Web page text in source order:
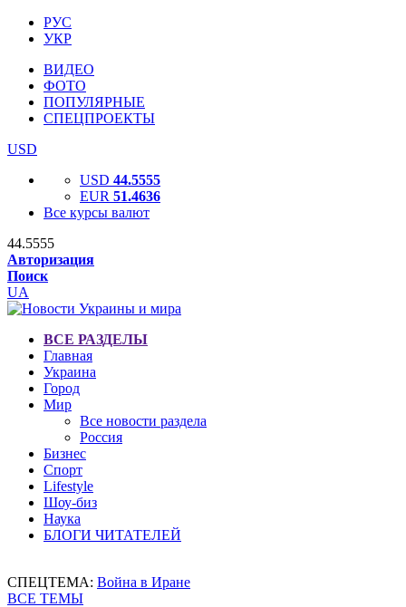
РУС
УКР
ВИДЕО
ФОТО
ПОПУЛЯРНЫЕ
СПЕЦПРОЕКТЫ
USD
USD 44.5555
EUR 51.4636
Все курсы валют
44.5555
Авторизация
Поиск
UA
ВСЕ РАЗДЕЛЫ
Главная
Украина
Город
Мир
Все новости раздела
Россия
Бизнес
Спорт
Lifestyle
Шоу-биз
Наука
БЛОГИ ЧИТАТЕЛЕЙ
СПЕЦТЕМА: Война в Иране
ВСЕ ТЕМЫ